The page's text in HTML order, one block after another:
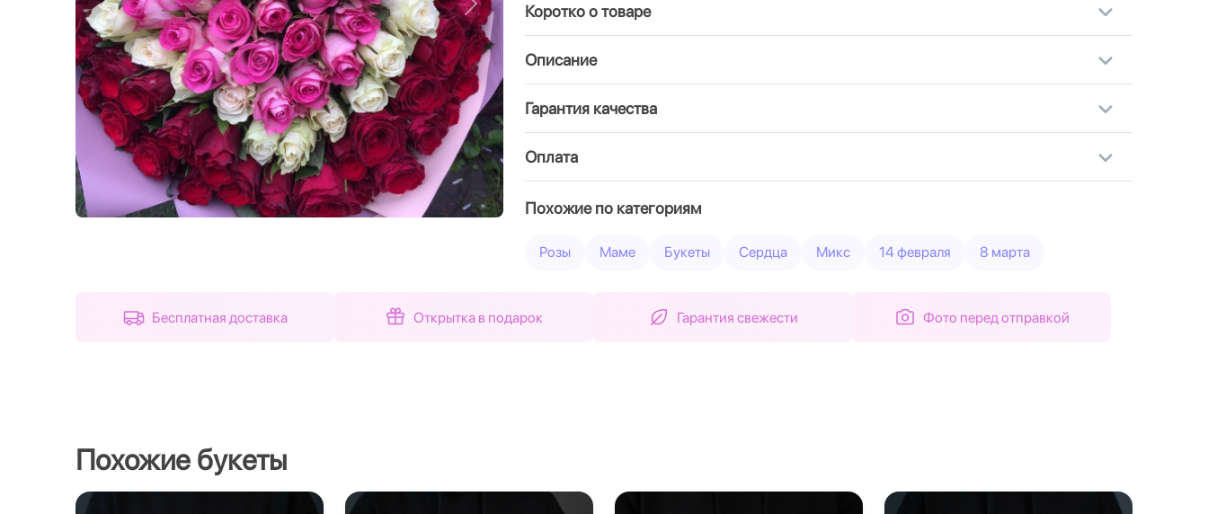
Назад Вперед Коротко о товаре
Описание
Гарантия качества
Оплата
Похожие по категориям
Розы Маме Букеты Сердца Микс 14 февраля 8 марта
Бесплатная доставка Открытка в подарок Гарантия свежести Фото перед отправкой
Похожие букеты